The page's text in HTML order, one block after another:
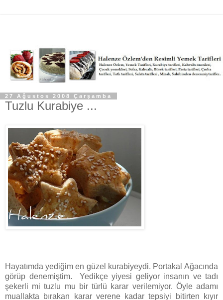
27 Ağustos 2008 Çarşamba
Tuzlu Kurabiye ...
Hayatımda yediğim en güzel kurabiyeydi. Portakal Ağacında
görüp denemiştim. Yedikçe yiyesi geliyor insanın ve tadı
şekerli mi tuzlu mu bir türlü karar verilemiyor. Öyle adamı
muallakta bırakan karar verene kadar tepsiyi bitirten kıyır